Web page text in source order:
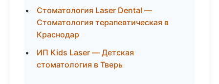
Стоматология Laser Dental —
Стоматология терапевтическая в
Краснодар
ИП Kids Laser — Детская
стоматология в Тверь